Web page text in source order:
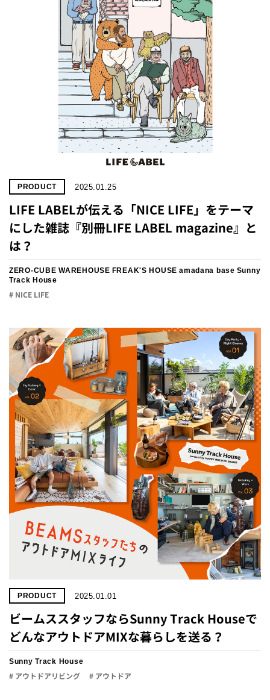
PRODUCT 2025.01.25
LIFE LABELが伝える「NICE LIFE」をテーマ
にした雑誌『別冊LIFE LABEL magazine』と
は？
ZERO-CUBE WAREHOUSE FREAK'S HOUSE amadana base Sunny
Track House
# NICE LIFE
PRODUCT 2025.01.01
ビームススタッフならSunny Track Houseで
どんなアウトドアMIXな暮らしを送る？
Sunny Track House
# アウトドアリビング # アウトドア